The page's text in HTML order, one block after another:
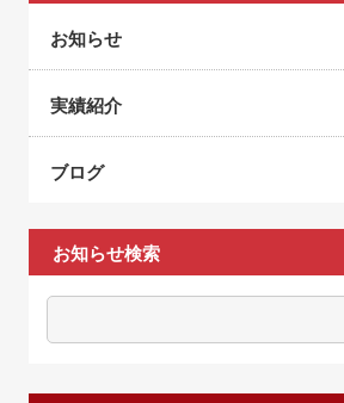
お知らせ
実績紹介
ブログ
お知らせ検索